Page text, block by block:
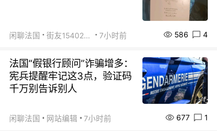
闲聊法国 街友15402223 7小时前 586 4
法国“假银行顾问”诈骗增多：
宪兵提醒牢记这3点，验证码
千万别告诉别人
闲聊法国 网站编辑 7小时前 677 1